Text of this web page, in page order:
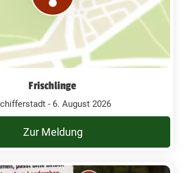
Frischlinge
- 6. August 2026
Zur Meldung